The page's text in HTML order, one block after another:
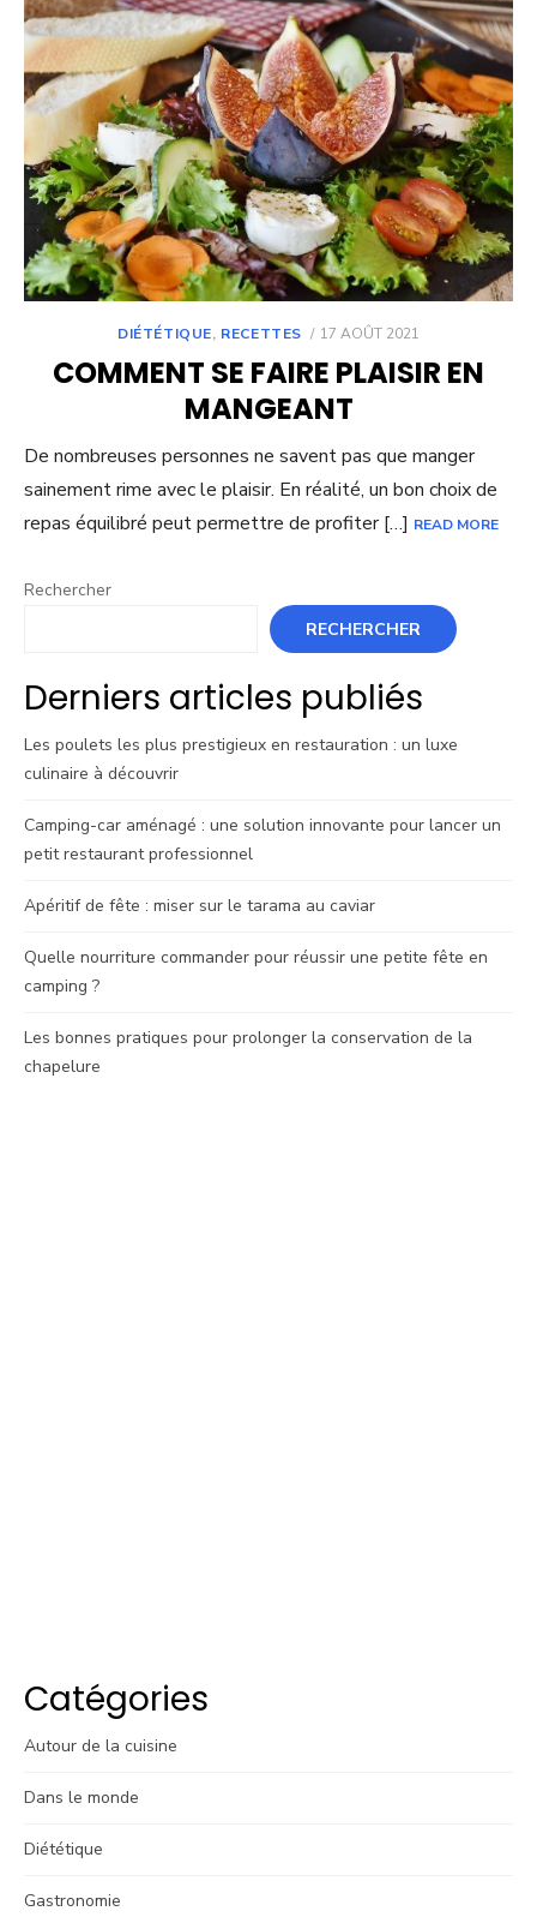
DIÉTÉTIQUE, RECETTES
POSTED
17 AOÛT 2021
COMMENT SE FAIRE PLAISIR EN
MANGEANT
De nombreuses personnes ne savent pas que manger
sainement rime avec le plaisir. En réalité, un bon choix de
repas équilibré peut permettre de profiter […] READ MORE
Rechercher
RECHERCHER
Derniers articles publiés
Les poulets les plus prestigieux en restauration : un luxe
culinaire à découvrir
Camping-car aménagé : une solution innovante pour lancer un
petit restaurant professionnel
Apéritif de fête : miser sur le tarama au caviar
Quelle nourriture commander pour réussir une petite fête en
camping ?
Les bonnes pratiques pour prolonger la conservation de la
chapelure
Catégories
Autour de la cuisine
Dans le monde
Diététique
Gastronomie